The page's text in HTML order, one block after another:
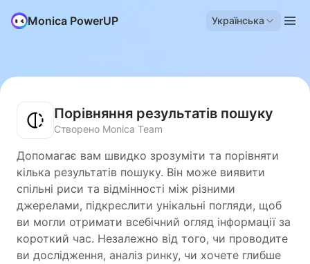
Monica PowerUP Українська
Порівняння результатів пошуку
Створено Monica Team
Допомагає вам швидко зрозуміти та порівняти
кілька результатів пошуку. Він може виявити
спільні риси та відмінності між різними
джерелами, підкреслити унікальні погляди, щоб
ви могли отримати всебічний огляд інформації за
короткий час. Незалежно від того, чи проводите
ви дослідження, аналіз ринку, чи хочете глибше